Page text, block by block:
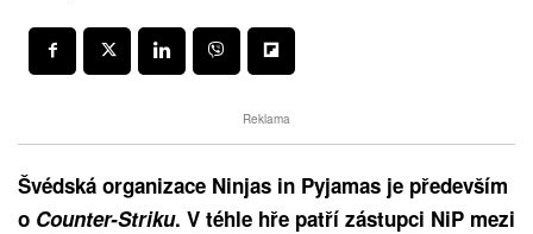
Reklama
Švédská organizace Ninjas in Pyjamas je především
o Counter-Striku. V téhle hře patří zástupci NiP mezi